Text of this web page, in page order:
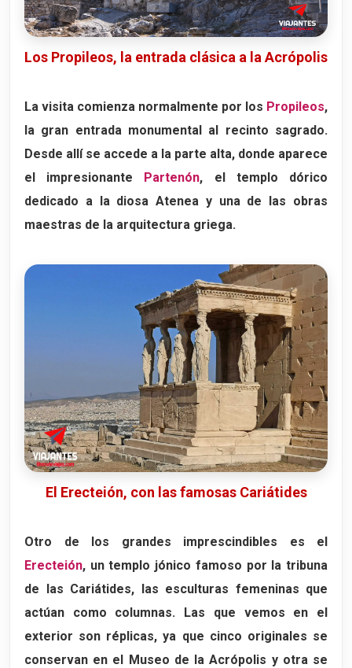
Los Propileos, la entrada clásica a la Acrópolis
La visita comienza normalmente por los Propileos,
la gran entrada monumental al recinto sagrado.
Desde allí se accede a la parte alta, donde aparece
el impresionante Partenón, el templo dórico
dedicado a la diosa Atenea y una de las obras
maestras de la arquitectura griega.
El Erecteión, con las famosas Cariátides
Otro de los grandes imprescindibles es el
Erecteión, un templo jónico famoso por la tribuna
de las Cariátides, las esculturas femeninas que
actúan como columnas. Las que vemos en el
exterior son réplicas, ya que cinco originales se
conservan en el Museo de la Acrópolis y otra se